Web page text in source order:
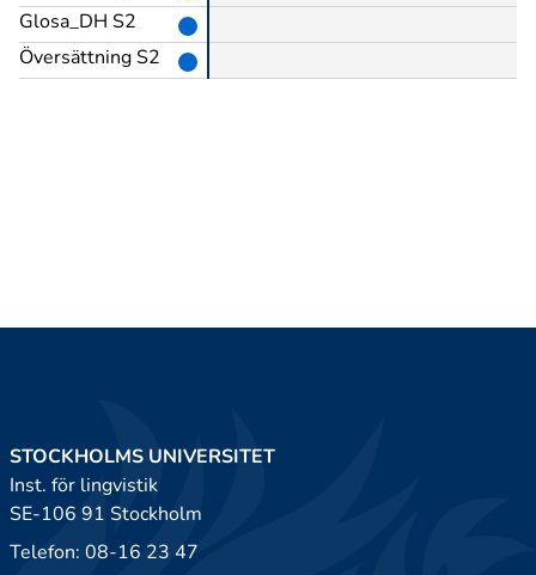
Glosa_DH S2
Översättning S2
STOCKHOLMS UNIVERSITET
Inst. för lingvistik
SE-106 91 Stockholm
Telefon: 08-16 23 47